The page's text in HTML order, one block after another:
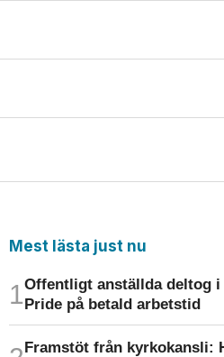
Mest lästa just nu
Offentligt anställda deltog i
Pride på betald arbetstid
Framstöt från kyrkokansli: